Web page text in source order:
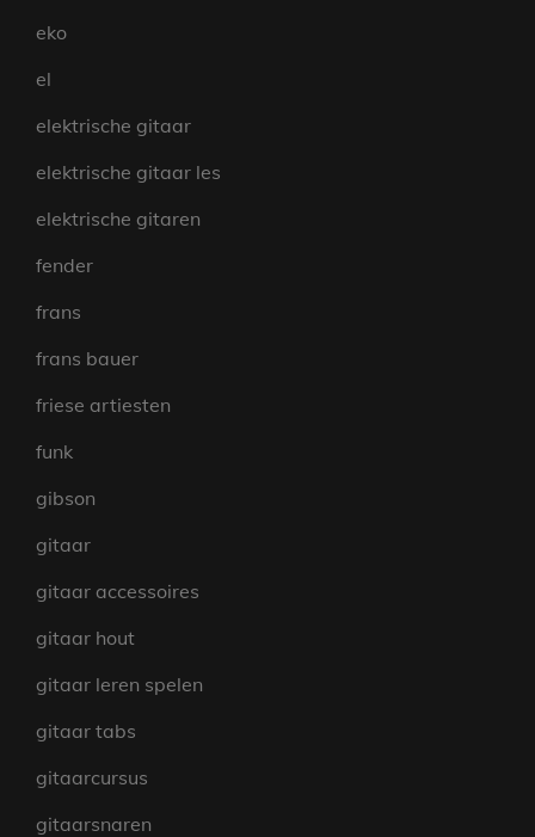
eko
el
elektrische gitaar
elektrische gitaar les
elektrische gitaren
fender
frans
frans bauer
friese artiesten
funk
gibson
gitaar
gitaar accessoires
gitaar hout
gitaar leren spelen
gitaar tabs
gitaarcursus
gitaarsnaren